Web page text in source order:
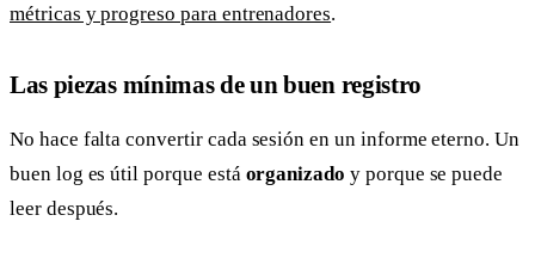
métricas y progreso para entrenadores.
Las piezas mínimas de un buen registro
No hace falta convertir cada sesión en un informe eterno. Un
buen log es útil porque está organizado y porque se puede
leer después.